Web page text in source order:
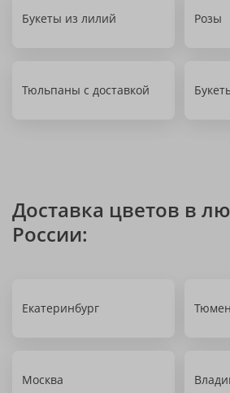
Букеты из лилий Розы
Тюльпаны с доставкой
Доставка цветов в
России:
Екатеринбург
Москва